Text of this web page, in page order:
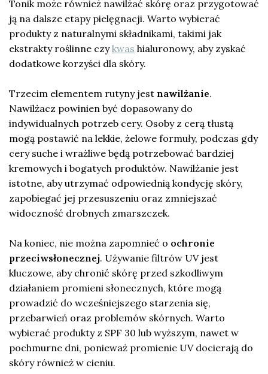
Tonik może również nawilżać skórę oraz przygotować
ją na dalsze etapy pielęgnacji. Warto wybierać
produkty z naturalnymi składnikami, takimi jak
ekstrakty roślinne czykwas hialuronowy, aby zyskać
dodatkowe korzyści dla skóry.
Trzecim elementem rutyny jest nawilżanie.
Nawilżacz powinien być dopasowany do
indywidualnych potrzeb cery. Osoby z cerą tłustą
mogą postawić na lekkie, żelowe formuły, podczas gdy
cery suche i wrażliwe będą potrzebować bardziej
kremowych i bogatych produktów. Nawilżanie jest
istotne, aby utrzymać odpowiednią kondycję skóry,
zapobiegać jej przesuszeniu oraz zmniejszać
widoczność drobnych zmarszczek.
Na koniec, nie można zapomnieć o ochronie
przeciwsłonecznej. Używanie filtrów UV jest
kluczowe, aby chronić skórę przed szkodliwym
działaniem promieni słonecznych, które mogą
prowadzić do wcześniejszego starzenia się,
przebarwień oraz problemów skórnych. Warto
wybierać produkty z SPF 30 lub wyższym, nawet w
pochmurne dni, ponieważ promienie UV docierają do
skóry również w cieniu.